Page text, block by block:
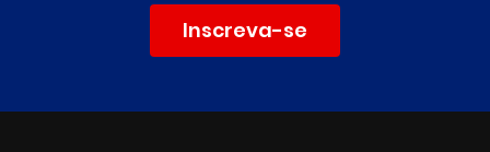
Inscreva-se